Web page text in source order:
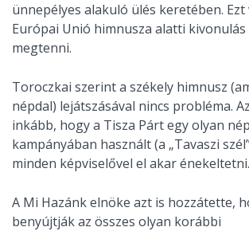
ünnepélyes alakuló ülés keretében.
Európai Unió himnusza alatti
megtenni.
Toroczkai szerint a székely himnusz
népdal) lejátszásával nincs probléma.
inkább, hogy a Tisza Párt egy olyan
kampányában használt (a „Tavaszi
minden képviselővel el akar énekeltetni.
A Mi Hazánk elnöke azt is hozzátette,
benyújtják az összes olyan korábbi